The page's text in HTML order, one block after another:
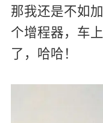
那我还是不如
个增程器，车
了，哈哈！